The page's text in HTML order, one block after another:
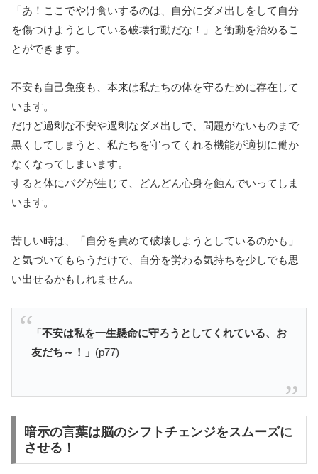
「あ！ここでやけ食いするのは、自分にダメ出しをして自分
を傷つけようとしている破壊行動だな！」と衝動を治めるこ
とができます。
不安も自己免疫も、本来は私たちの体を守るために存在して
います。
だけど過剰な不安や過剰なダメ出しで、問題がないものまで
黒くしてしまうと、私たちを守ってくれる機能が適切に働か
なくなってしまいます。
すると体にバグが生じて、どんどん心身を蝕んでいってしま
います。
苦しい時は、「自分を責めて破壊しようとしているのかも」
と気づいてもらうだけで、自分を労わる気持ちを少しでも思
い出せるかもしれません。
「不安は私を一生懸命に守ろうとしてくれている、お
友だち～！」 (p77)
暗示の言葉は脳のシフトチェンジをスムーズに
させる！